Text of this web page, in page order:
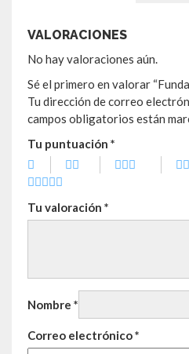
VALORACIONES
No hay valoraciones aún.
Sé el primero en valorar
Tu dirección de correo
campos obligatorios están
Tu puntuación *
Tu valoración *
Nombre *
Correo electrónico*